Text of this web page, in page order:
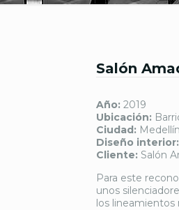
Salón
Año: 2019
Ubicación:
Ciudad:
Diseño interior:
Cliente: Salón
Para este
unos
los lineamientos